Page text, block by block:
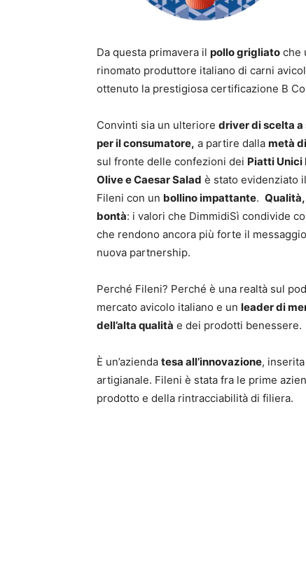
Da questa primavera il pollo grigliato che
rinomato produttore italiano di carni
ottenuto la prestigiosa certificazione B
Convinti sia un ulteriore driver di scelta
per il consumatore, a partire dalla metà
sul fronte delle confezioni dei Piatti Unici
Olive e Caesar Salad è stato evidenziato
Fileni con un bollino impattante.
bontà: i valori che DimmidiSì condivide
che rendono ancora più forte il
nuova partnership.
Perché Fileni? Perché è una realtà sul
mercato avicolo italiano e un leader di
dell’alta qualità e dei prodotti benessere.
È un’azienda tesa all’innovazione,
artigianale. Fileni è stata fra le prime
prodotto e della rintracciabilità di filiera.